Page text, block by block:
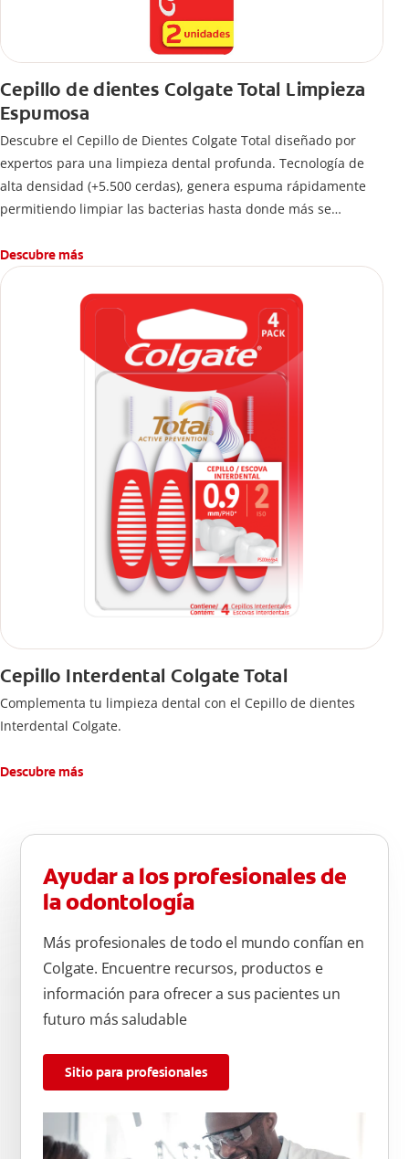
Cepillo de dientes Colgate Total Limpieza
Espumosa
Descubre el Cepillo de Dientes Colgate Total diseñado por
expertos para una limpieza dental profunda. Tecnología de
alta densidad (+5.500 cerdas), genera espuma rápidamente
permitiendo limpiar las bacterias hasta donde más se
Descubre más
Cepillo Interdental Colgate Total
Complementa tu limpieza dental con el Cepillo de dientes
Interdental Colgate.
Descubre más
Ayudar a los profesionales de
la odontología
Más profesionales de todo el mundo confían en
Colgate. Encuentre recursos, productos e
información para ofrecer a sus pacientes un
futuro más saludable
Sitio para profesionales